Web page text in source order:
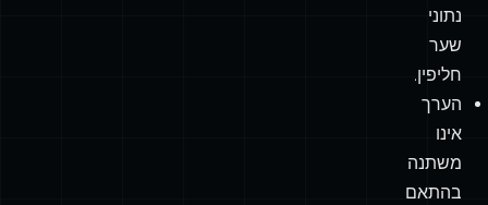
נתוני
שער
חליפין.
הערך
אינו
משתנה
בהתאם